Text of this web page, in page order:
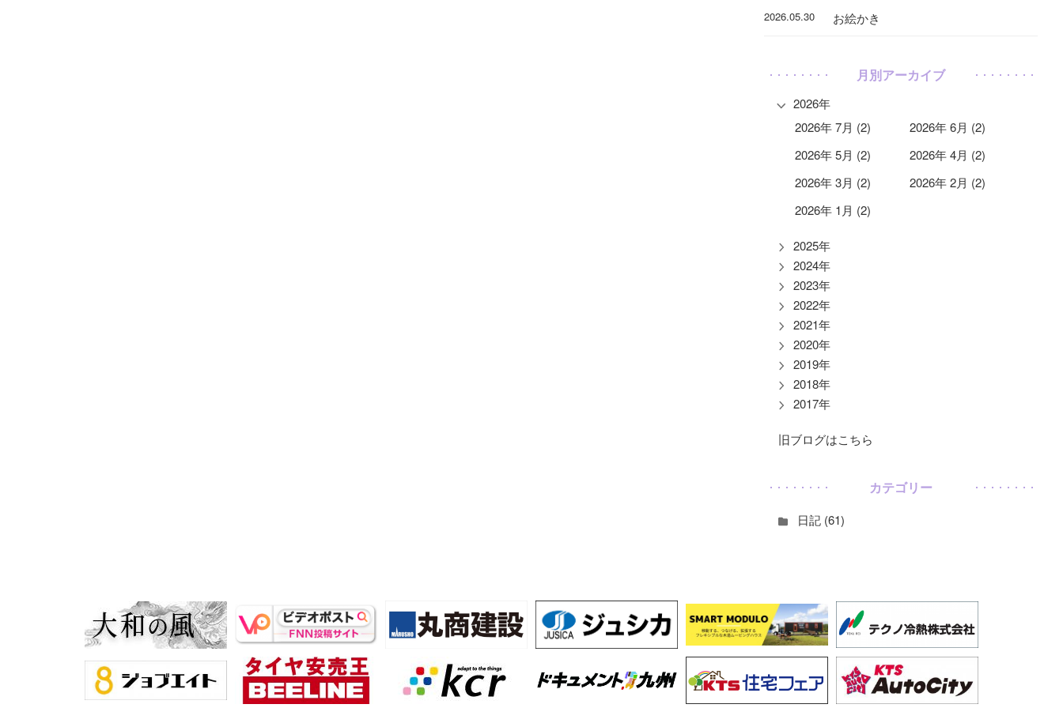
2026.05.30 お絵かき
月別アーカイブ
2026年
2026年 7月 (2)
2026年 6月 (2)
2026年 5月 (2)
2026年 4月 (2)
2026年 3月 (2)
2026年 2月 (2)
2026年 1月 (2)
2025年
2024年
2023年
2022年
2021年
2020年
2019年
2018年
2017年
旧ブログはこちら
カテゴリー
日記 (61)